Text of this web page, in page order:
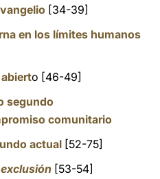
[34-39]
en los límites humanos
o [46-49]
segundo
comunitario
actual [52-75]
[53-54]